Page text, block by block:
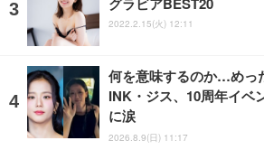
グラビアBEST20
2022.2.15(火) 12:11
何を意味するのか…めっ
INK・ジス、10周年イベ
に涙
2026.8.9(日) 11:17